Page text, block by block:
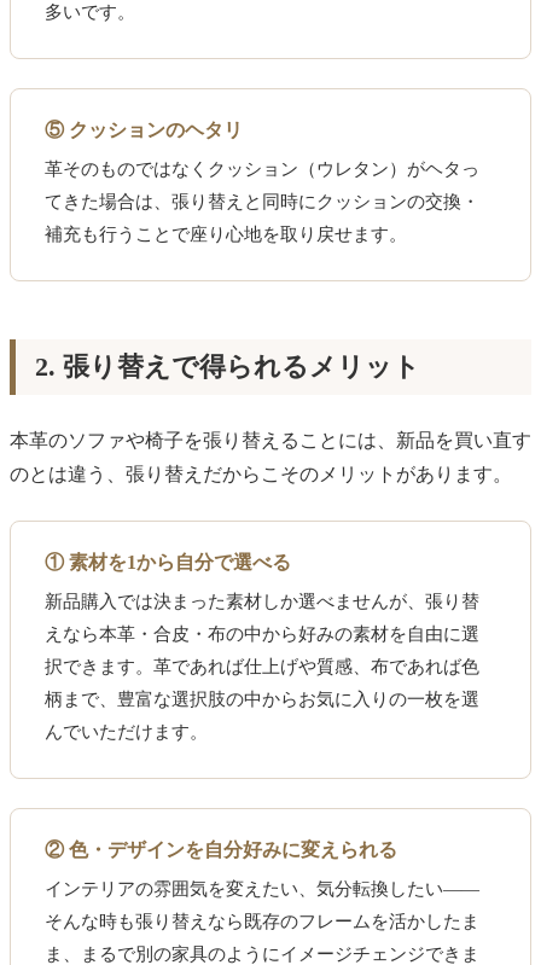
多いです。
⑤ クッションのヘタリ
革そのものではなくクッション（ウレタン）がヘタっ
てきた場合は、張り替えと同時にクッションの交換・
補充も行うことで座り心地を取り戻せます。
2. 張り替えで得られるメリット
本革のソファや椅子を張り替えることには、新品を買い直す
のとは違う、張り替えだからこそのメリットがあります。
① 素材を1から自分で選べる
新品購入では決まった素材しか選べませんが、張り替
えなら本革・合皮・布の中から好みの素材を自由に選
択できます。革であれば仕上げや質感、布であれば色
柄まで、豊富な選択肢の中からお気に入りの一枚を選
んでいただけます。
② 色・デザインを自分好みに変えられる
インテリアの雰囲気を変えたい、気分転換したい——
そんな時も張り替えなら既存のフレームを活かしたま
ま、まるで別の家具のようにイメージチェンジできま